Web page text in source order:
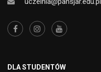
DLA STUDENTÓW